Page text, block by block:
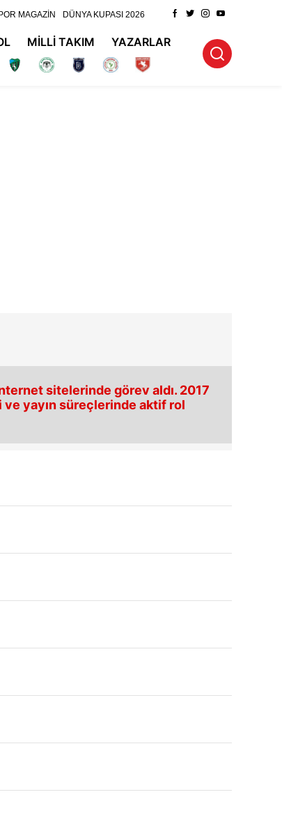
MAGAZİN DÜNYA KUPASI 2026
MİLLİ TAKIM YAZARLAR
sitelerinde görev aldı. 2017
yayın süreçlerinde aktif rol